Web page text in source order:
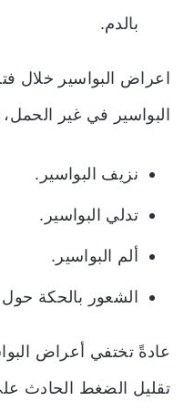
بالدم.
اعراض البواسير خلال
البواسير في غير
نزيف البواسير.
تدلي البواسير.
ألم البواسير.
الشعور بالحكة
عادةً تختفي أعراض
تقليل الضغط الحادث